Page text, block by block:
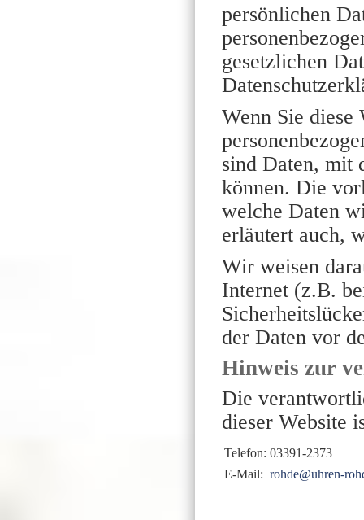
persönlichen
gesetzlichen
Wenn Sie diese
sind Daten, mit
können. Die
welche Daten
erläutert auch,
Wir weisen
Internet (z.B.
der Daten vor
Hinweis zur
Die
dieser Website
Telefon: 03391-2373
E-Mail: rohde@uhren-